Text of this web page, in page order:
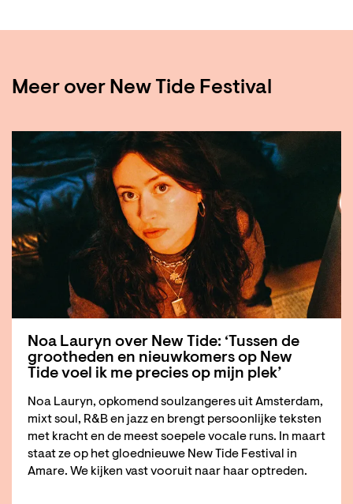
Meer over New Tide Festival
Noa Lauryn over New Tide: ‘Tussen de
grootheden en nieuwkomers op New
Tide voel ik me precies op mijn plek’
Noa Lauryn, opkomend soulzangeres uit Amsterdam,
mixt soul, R&B en jazz en brengt persoonlijke teksten
met kracht en de meest soepele vocale runs. In maart
staat ze op het gloednieuwe New Tide Festival in
Amare. We kijken vast vooruit naar haar optreden.